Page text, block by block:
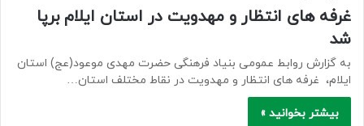
غرفه های انتظار و مهدویت در استان ایلام برپا
شد
به گزارش روابط عمومی بنیاد فرهنگی حضرت مهدی موعود(عج) استان
ایلام، غرفه های انتظار و مهدویت در نقاط مختلف استان…
بیشتر بخوانید »